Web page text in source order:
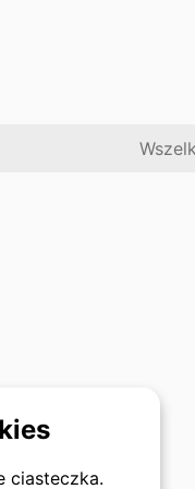
ciasteczka.